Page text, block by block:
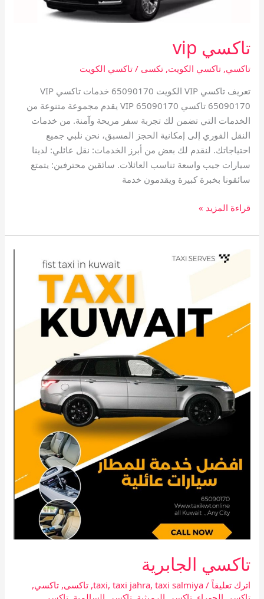
تاكسي vip
تاكسي,تاكسي الكويت,تكسى /تاكسي الكويت
تعريف تاكسي VIP الكويت 65090170 خدمات تاكسي VIP
65090170 تاكسي VIP 65090170 يقدم مجموعة متنوعة من
الخدمات التي تضمن لك تجربة سفر مريحة وآمنة. من خدمات
النقل الفوري إلى إمكانية الحجز المسبق، نحن نلبي جميع
احتياجاتك. لنقدم لك بعض من أبرز الخدمات: نقل عائلي: لدينا
سيارات جيب واسعة تناسب العائلات. سائقين محترفين: يتمتع
سائقونا بخبرة كبيرة ويقدمون خدمة
قراءة المزيد »
تاكسي الجابرية
اترك تعليقاً /
taxi, taxi jahra, taxi salmiya
,تاكسى,تاكسي,
تاكسي